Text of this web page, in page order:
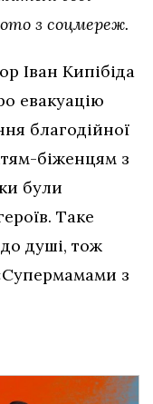
з соцмереж.
Іван Кипібіда
евакуацію
благодійної
біженцям з
були
Таке
душі, тож
з